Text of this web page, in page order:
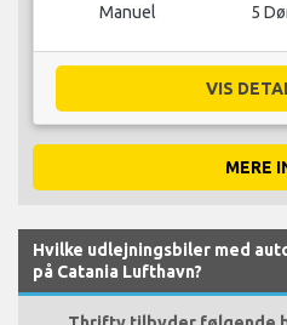
Manuel 5
VIS
MERE
Hvilke udlejningsbiler med
på Catania Lufthavn?